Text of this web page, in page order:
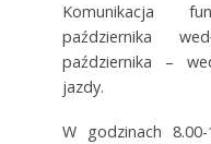
Komunikacja
października
października –
jazdy.
W godzinach